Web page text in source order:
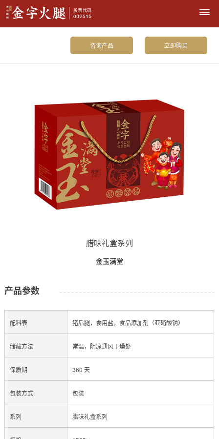
立即购买
咨询产品
腊味礼盒系列
金玉满堂
产品参数
配料表 猪后腿，食用盐，食品添加剂（亚硝酸钠）
储藏方法 常温，阴凉通风干燥处
保质期 360 天
包装方式 包装
系列 腊味礼盒系列